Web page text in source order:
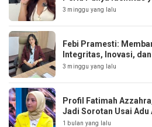
3 minggu yang lalu
Febi Pramesti:
Integritas, Inovasi,
3 minggu yang lalu
Profil Fatimah
Jadi Sorotan Usai Adu
1 bulan yang lalu